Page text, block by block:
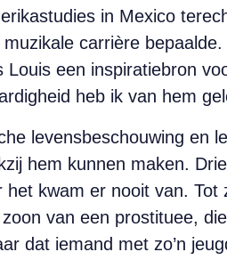
in Mexico
carrière
Louis een inspiratiebron
heb ik van hem
levensbeschouwing en
hem kunnen maken.
het kwam er nooit van.
van een prostituee,
dat iemand met zo’n